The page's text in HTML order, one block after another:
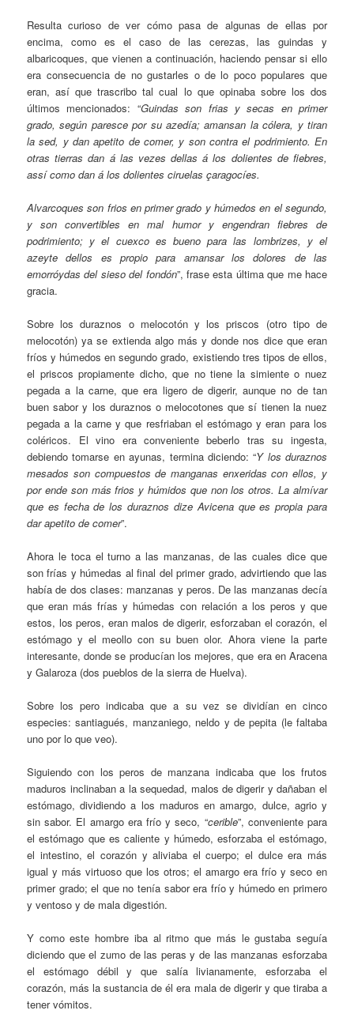
Resulta curioso de ver cómo pasa de algunas de ellas por
encima, como es el caso de las cerezas, las guindas y
albaricoques, que vienen a continuación, haciendo pensar si ello
era consecuencia de no gustarles o de lo poco populares que
eran, así que trascribo tal cual lo que opinaba sobre los dos
últimos mencionados: “Guindas son frias y secas en primer
grado, según paresce por su azedía; amansan la cólera, y tiran
la sed, y dan apetito de comer, y son contra el podrimiento. En
otras tierras dan á las vezes dellas á los dolientes de fiebres,
assí como dan á los dolientes ciruelas çaragocíes.
Alvarcoques son frios en primer grado y húmedos en el segundo,
y son convertibles en mal humor y engendran fiebres de
podrimiento; y el cuexco es bueno para las lombrizes, y el
azeyte dellos es propio para amansar los dolores de las
emorróydas del sieso del fondón”, frase esta última que me hace
gracia.
Sobre los duraznos o melocotón y los priscos (otro tipo de
melocotón) ya se extienda algo más y donde nos dice que eran
fríos y húmedos en segundo grado, existiendo tres tipos de ellos,
el priscos propiamente dicho, que no tiene la simiente o nuez
pegada a la carne, que era ligero de digerir, aunque no de tan
buen sabor y los duraznos o melocotones que sí tienen la nuez
pegada a la carne y que resfriaban el estómago y eran para los
coléricos. El vino era conveniente beberlo tras su ingesta,
debiendo tomarse en ayunas, termina diciendo: “Y los duraznos
mesados son compuestos de manganas enxeridas con ellos, y
por ende son más frios y húmidos que non los otros. La almívar
que es fecha de los duraznos dize Avicena que es propia para
dar apetito de comer”.
Ahora le toca el turno a las manzanas, de las cuales dice que
son frías y húmedas al final del primer grado, advirtiendo que las
había de dos clases: manzanas y peros. De las manzanas decía
que eran más frías y húmedas con relación a los peros y que
estos, los peros, eran malos de digerir, esforzaban el corazón, el
estómago y el meollo con su buen olor. Ahora viene la parte
interesante, donde se producían los mejores, que era en Aracena
y Galaroza (dos pueblos de la sierra de Huelva).
Sobre los pero indicaba que a su vez se dividían en cinco
especies: santiagués, manzaniego, neldo y de pepita (le faltaba
uno por lo que veo).
Siguiendo con los peros de manzana indicaba que los frutos
maduros inclinaban a la sequedad, malos de digerir y dañaban el
estómago, dividiendo a los maduros en amargo, dulce, agrio y
sin sabor. El amargo era frío y seco, “cerible”, conveniente para
el estómago que es caliente y húmedo, esforzaba el estómago,
el intestino, el corazón y aliviaba el cuerpo; el dulce era más
igual y más virtuoso que los otros; el amargo era frío y seco en
primer grado; el que no tenía sabor era frío y húmedo en primero
y ventoso y de mala digestión.
Y como este hombre iba al ritmo que más le gustaba seguía
diciendo que el zumo de las peras y de las manzanas esforzaba
el estómago débil y que salía livianamente, esforzaba el
corazón, más la sustancia de él era mala de digerir y que tiraba a
tener vómitos.